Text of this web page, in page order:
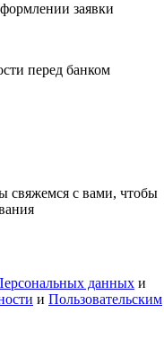
заявки
перед банком
свяжемся с вами, чтобы
данных и
и Пользовательским